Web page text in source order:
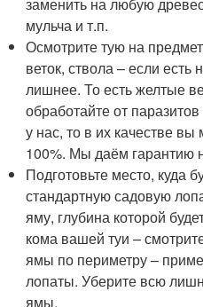
мульча и т.п.
Осмотрите тую на
веток, ствола – если есть
лишнее. То есть желтые
обработайте от
у нас, то в их качестве
100%. Мы даём гарантию
Подготовьте место, куда
стандартную садовую
яму, глубина которой
кома вашей туи –
ямы по периметру –
лопаты. Уберите всю
ямы.